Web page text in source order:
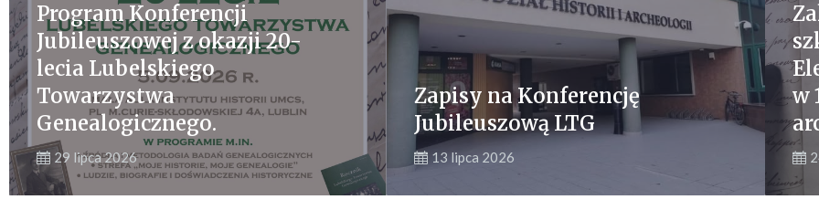
Program Konferencji
Jubileuszowej z okazji 20-
lecia Lubelskiego
Towarzystwa
Genealogicznego.
29 lipca 2026
Zapisy na Konferencję
Jubileuszową LTG
13 lipca 2026
w